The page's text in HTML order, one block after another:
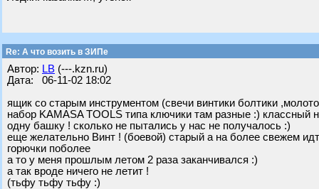
Re: А что возить в ЗИПе
Автор: LB (---.kzn.ru)
Дата: 06-11-02 18:02
ящик со старым инструментом (свечи винтики болтики
набор KAMASA TOOLS типа ключики там разные :) классный
одну башку ! сколько не пытались у нас не получалось :)
еще желательно Винт ! (боевой) старый а на более свежем
горючки поболее
а то у меня прошлым летом 2 раза заканчивался :)
а так вроде ничего не летит !
(тьфу тьфу тьфу :)